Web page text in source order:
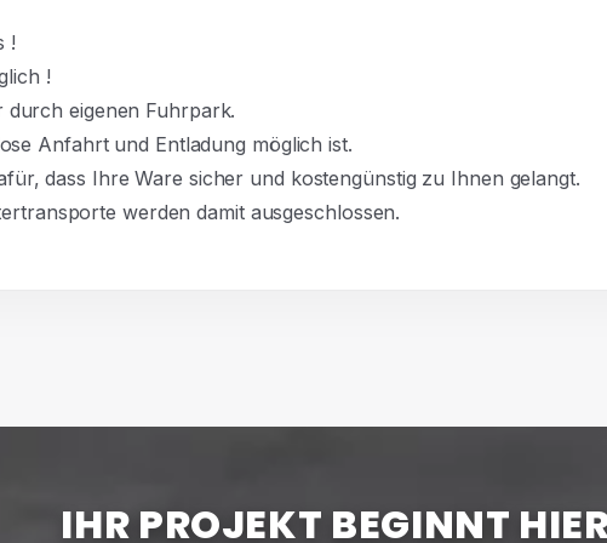
!
!
eigenen Fuhrpark.
Anfahrt und Entladung möglich ist.
dass Ihre Ware sicher und kostengünstig zu Ihnen gelangt.
werden damit ausgeschlossen.
IHR PROJEKT BEGINNT